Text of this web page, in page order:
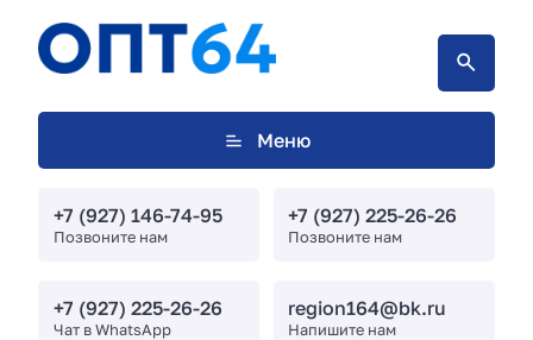
Меню
+7 (927) 146-74-95
Позвоните нам
+7 (927) 225-26-26
Позвоните нам
+7 (927) 225-26-26
Чат в WhatsApp
region164@bk.ru
Напишите нам